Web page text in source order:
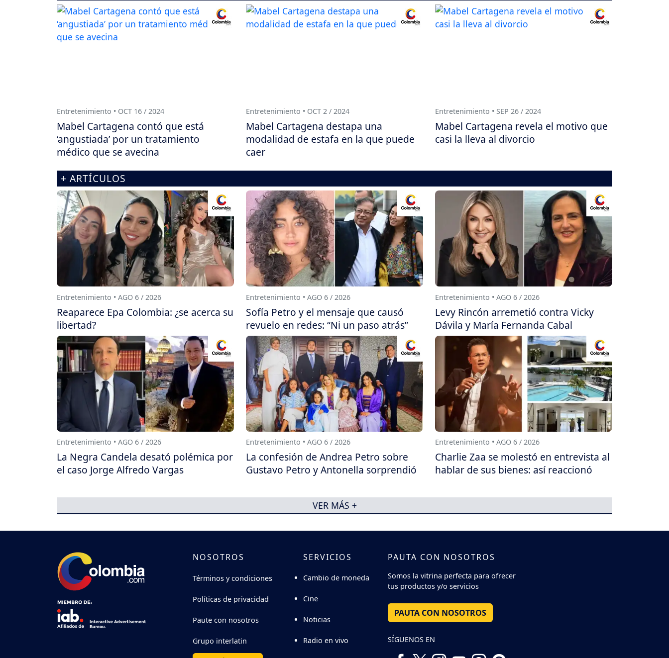
Entretenimiento • OCT 16 / 2024
Mabel Cartagena contó que está
‘angustiada’ por un tratamiento
médico que se avecina
Entretenimiento • OCT 2 / 2024
Mabel Cartagena destapa una
modalidad de estafa en la que puede
caer
Entretenimiento • SEP 26 / 2024
Mabel Cartagena revela el motivo que
casi la lleva al divorcio
+ ARTÍCULOS
Entretenimiento • AGO 6 / 2026
Reaparece Epa Colombia: ¿se acerca su
libertad?
Entretenimiento • AGO 6 / 2026
Sofía Petro y el mensaje que causó
revuelo en redes: “Ni un paso atrás”
Entretenimiento • AGO 6 / 2026
Levy Rincón arremetió contra Vicky
Dávila y María Fernanda Cabal
Entretenimiento • AGO 6 / 2026
La Negra Candela desató polémica por
el caso Jorge Alfredo Vargas
Entretenimiento • AGO 6 / 2026
La confesión de Andrea Petro sobre
Gustavo Petro y Antonella sorprendió
Entretenimiento • AGO 6 / 2026
Charlie Zaa se molestó en entrevista al
hablar de sus bienes: así reaccionó
VER MÁS +
NOSOTROS
Términos y condiciones
Políticas de privacidad
Paute con nosotros
Grupo interlatin
SERVICIOS
Cambio de moneda
Cine
Noticias
Radio en vivo
PAUTA CON NOSOTROS
Somos la vitrina perfecta para ofrecer
tus productos y/o servicios
PAUTA CON NOSOTROS
SÍGUENOS EN